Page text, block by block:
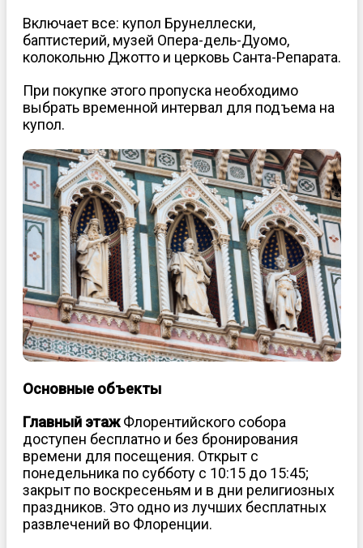
Включает все: купол Брунеллески,
баптистерий, музей Опера-дель-Дуомо,
колокольню Джотто и церковь Санта-Репарата.
При покупке этого пропуска необходимо
выбрать временной интервал для подъема на
купол.
Основные объекты
Главный этажФлорентийского собора
доступен бесплатно и без бронирования
времени для посещения. Открыт с
понедельника по субботу с 10:15 до 15:45;
закрыт по воскресеньям и в дни религиозных
праздников. Это одно из лучших бесплатных
развлечений во Флоренции.